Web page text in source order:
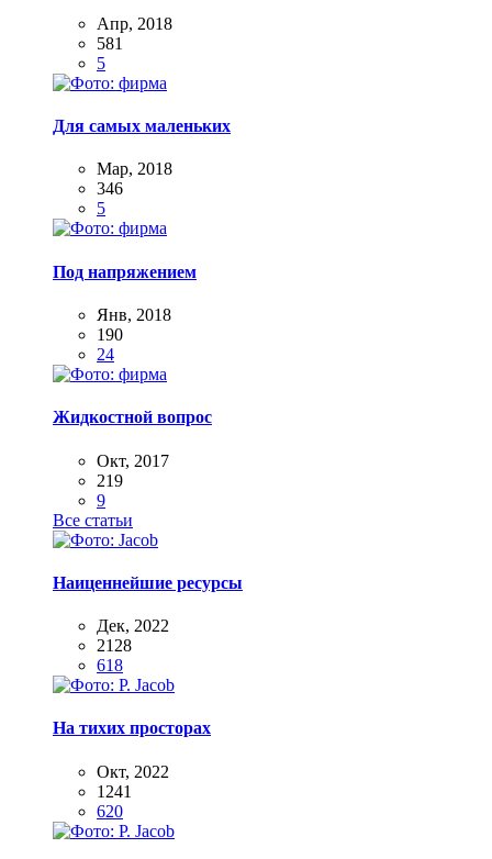
Апр, 2018
581
5
Для самых маленьких
Мар, 2018
346
5
Под напряжением
Янв, 2018
190
24
Жидкостной вопрос
Окт, 2017
219
9
Все статьи
Наиценнейшие ресурсы
Дек, 2022
2128
618
На тихих просторах
Окт, 2022
1241
620